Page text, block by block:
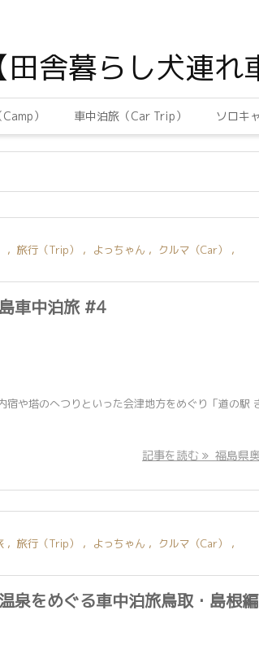
舎暮らし犬連れ
） 車中泊旅（Car Trip） ソロキ
, 旅行（Trip） , よっちゃん , クルマ（Car）
,
車中泊旅 #4
宿や塔のへつりといった会津地方をめぐり「道の駅
記事を読む 福島県
, 旅行（Trip） , よっちゃん , クルマ（Car）
,
泉をめぐる車中泊旅鳥取・島根編